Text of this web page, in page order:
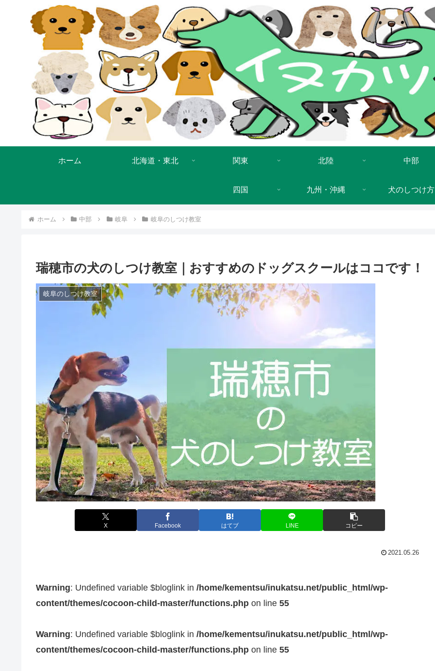
ホーム 北海道・東北 関東 北陸 中部
四国 九州・沖縄 犬のしつけ方
ホーム 中部 岐阜 岐阜のしつけ教室
瑞穂市の犬のしつけ教室｜おすすめのドッグスクールはココです！
岐阜のしつけ教室
X Facebook はてブ LINE コピー
2021.05.26
Warning: Undefined variable $bloglink in /home/kementsu/inukatsu.net/public_html/wp-
content/themes/cocoon-child-master/functions.php on line 55
Warning: Undefined variable $bloglink in /home/kementsu/inukatsu.net/public_html/wp-
content/themes/cocoon-child-master/functions.php on line 55